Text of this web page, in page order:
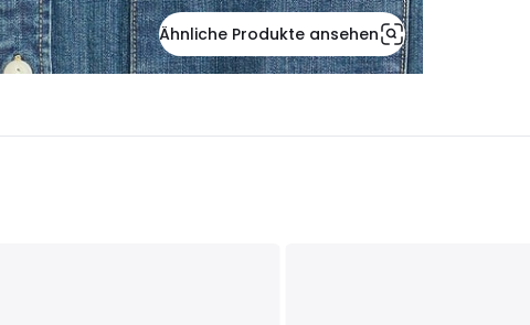
Ähnliche Produkte ansehen